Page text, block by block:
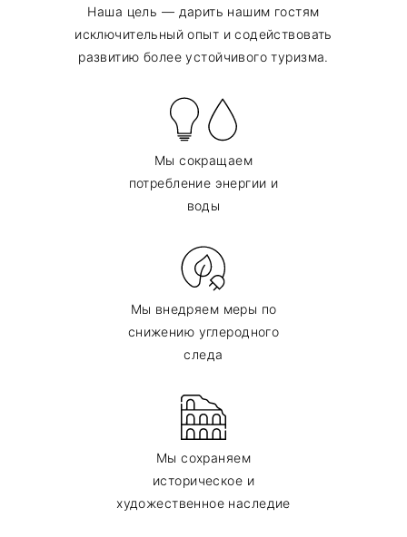
Наша цель — дарить нашим гостям
исключительный опыт и содействовать
развитию более устойчивого туризма.
Мы сокращаем
потребление энергии и
воды
Мы внедряем меры по
снижению углеродного
следа
Мы сохраняем
историческое и
художественное наследие